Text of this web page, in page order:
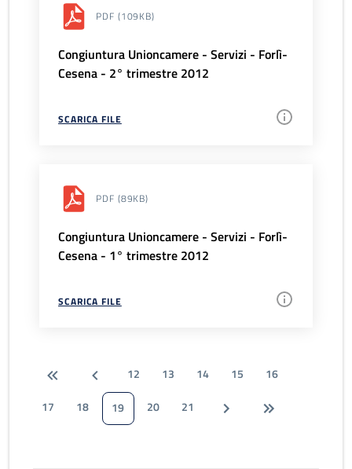
PDF (109KB)
Congiuntura Unioncamere - Servizi - Forlì-
Cesena - 2° trimestre 2012
SCARICA FILE
PDF (89KB)
Congiuntura Unioncamere - Servizi - Forlì-
Cesena - 1° trimestre 2012
SCARICA FILE
12 13 14 15
16
17
18 19 20 21